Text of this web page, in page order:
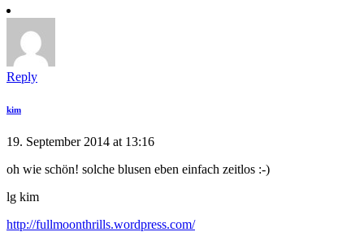
Reply
kim
19. September 2014 at 13:16
oh wie schön! solche blusen eben einfach zeitlos :-)
lg kim
http://fullmoonthrills.wordpress.com/